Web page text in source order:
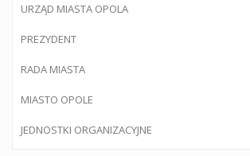
URZĄD MIASTA OPOLA
PREZYDENT
RADA MIASTA
MIASTO OPOLE
JEDNOSTKI ORGANIZACYJNE